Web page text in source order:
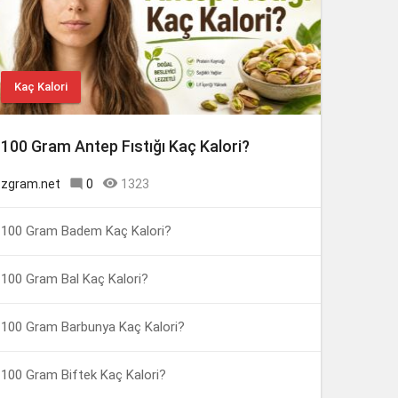
Kaç Kalori
100 Gram Antep Fıstığı Kaç Kalori?
zgram.net  0  1323
100 Gram Badem Kaç Kalori?
100 Gram Bal Kaç Kalori?
100 Gram Barbunya Kaç Kalori?
100 Gram Biftek Kaç Kalori?